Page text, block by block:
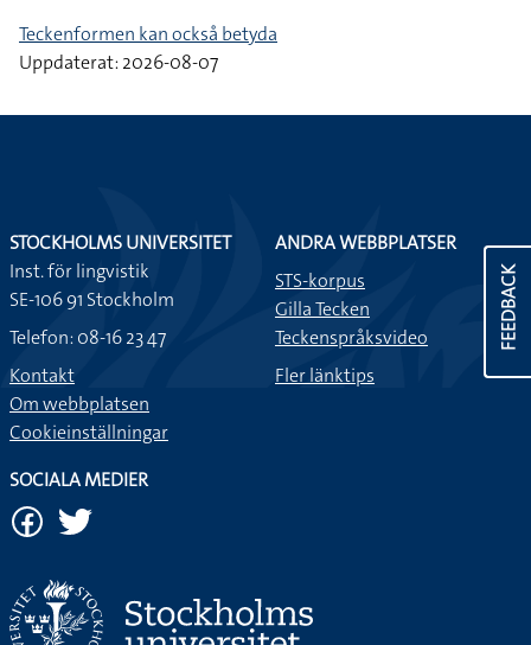
Teckenformen kan också betyda
Uppdaterat: 2026-08-07
FEEDBACK
STOCKHOLMS UNIVERSITET
Inst. för lingvistik
SE-106 91 Stockholm
Telefon: 08-16 23 47
Kontakt
Om webbplatsen
Cookieinställningar
ANDRA WEBBPLATSER
STS-korpus
Gilla Tecken
Teckenspråksvideo
Fler länktips
SOCIALA MEDIER